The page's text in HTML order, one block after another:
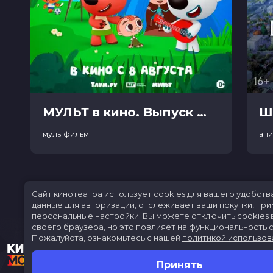
МУЛЬТ в кино. Выпуск №198. Некогда скучать (0+)
мультфильм
Сайт кинотеатра использует cookies для вашего
данные для авторизации, отслеживает ваши покупки,
персональные настройки. Вы можете отключить cookies
своего браузера, но это повлияет на функциональность
Пожалуйста, ознакомьтесь с нашей политикой
Принять